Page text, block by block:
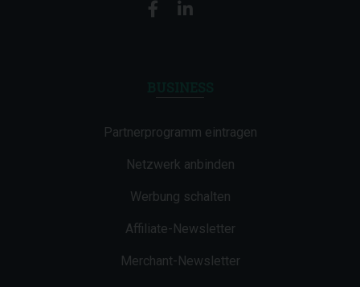
Partnerprogramm eintragen
Netzwerk anbinden
Werbung schalten
Affiliate-Newsletter
Merchant-Newsletter